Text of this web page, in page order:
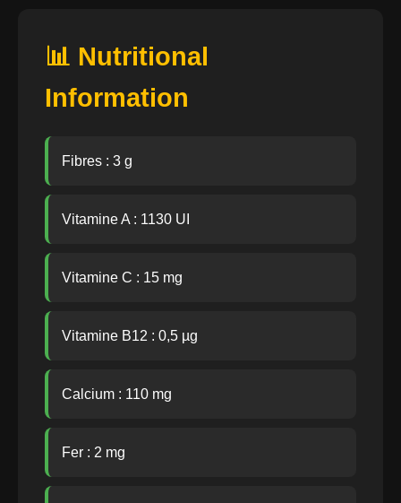
📊 Nutritional
Information
Fibres : 3 g
Vitamine A : 1130 UI
Vitamine C : 15 mg
Vitamine B12 : 0,5 µg
Calcium : 110 mg
Fer : 2 mg